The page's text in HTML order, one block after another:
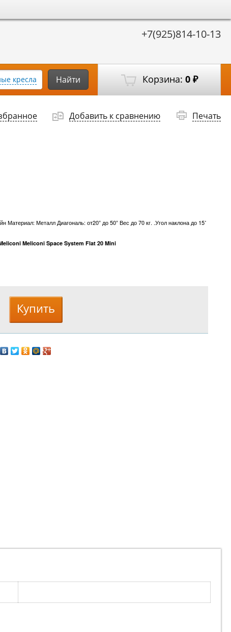
+7(925)814-10-13
Корзина: 0 ₽
кресла Найти
Добавить к сравнению Печать
Материал: Металл Диагональ: от20” до 50” Вес до 70 кг. .Угол наклона до 15˚
Meliconi Space System Flat 20 Mini